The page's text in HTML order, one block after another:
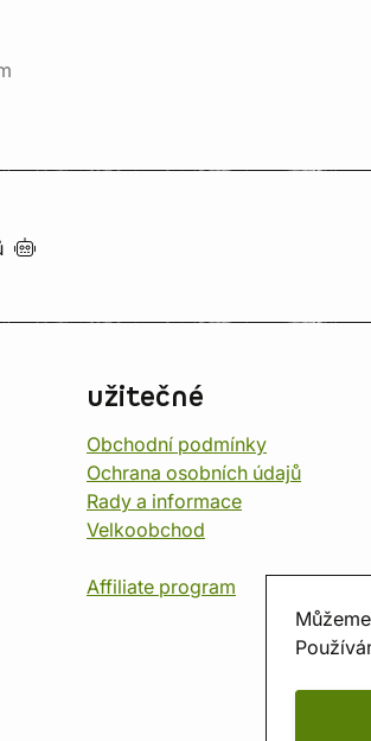
užitečné
Obchodní podmínky
Ochrana osobních údajů
Rady a informace
Velkoobchod
Affiliate program